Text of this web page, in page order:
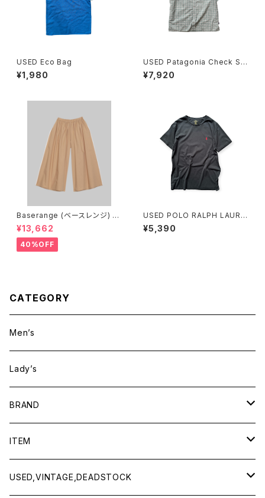
USED Eco Bag
¥1,980
USED Patagonia Check Shi
rts
¥7,920
Baserange (ベースレンジ) C
ABLE PANTS (MARBLE BRO
WN)
¥13,662
40%OFF
USED POLO RALPH LAURE
N Tee
¥5,390
CATEGORY
Men’s
Lady’s
BRAND
BAICYCLON by bagjack
Baserange
ITEM
Men
USED,VINTAGE,DEADSTOCK